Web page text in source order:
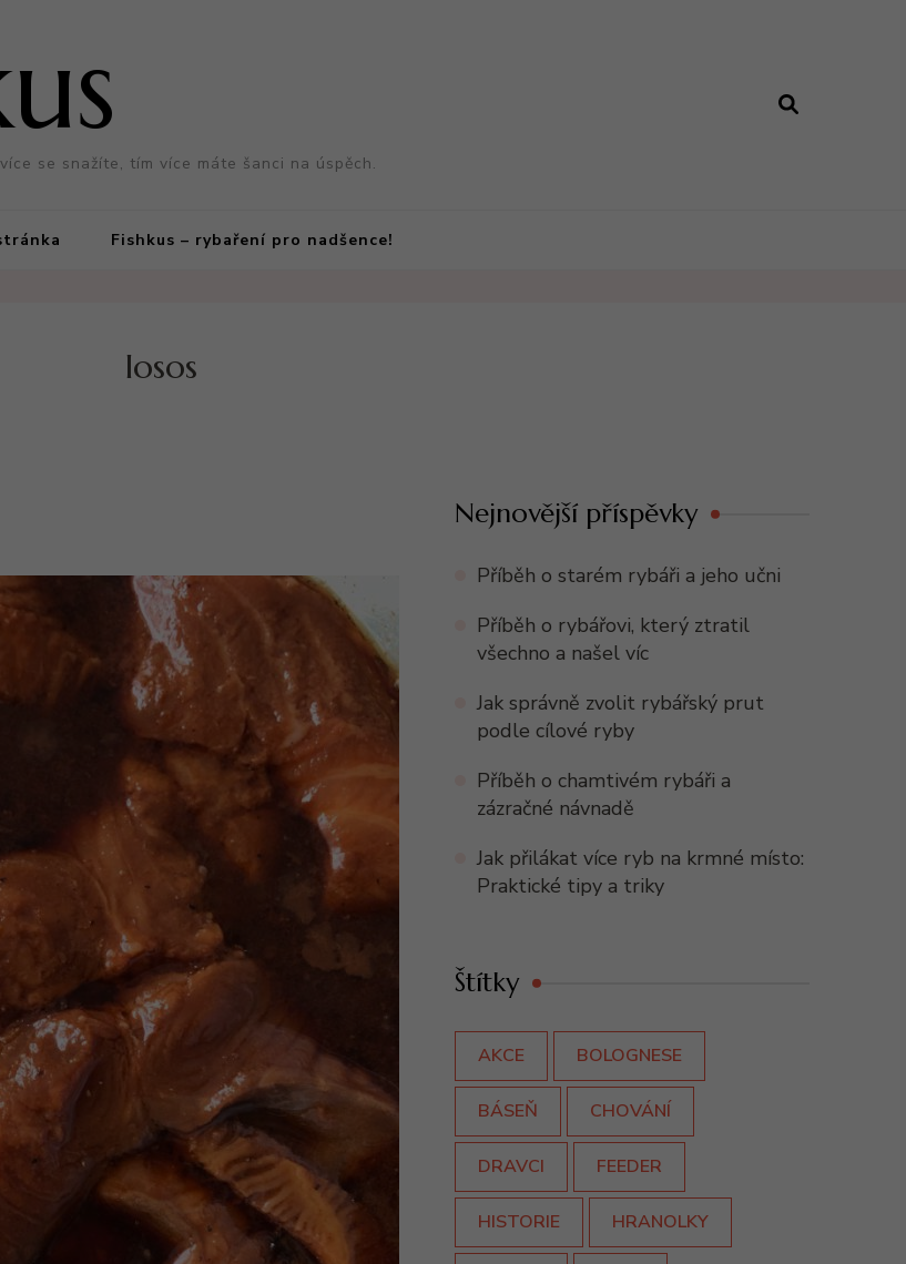
se snažíte, tím více máte šanci na úspěch.
Fishkus – rybaření pro nadšence!
losos
Nejnovější příspěvky
Příběh o starém rybáři a jeho učni
Příběh o rybářovi, který ztratil
všechno a našel víc
Jak správně zvolit rybářský prut
podle cílové ryby
Příběh o chamtivém rybáři a
zázračné návnadě
Jak přilákat více ryb na krmné místo:
Praktické tipy a triky
Štítky
AKCE BOLOGNESE
BÁSEŇ CHOVÁNÍ
DRAVCI FEEDER
HISTORIE HRANOLKY